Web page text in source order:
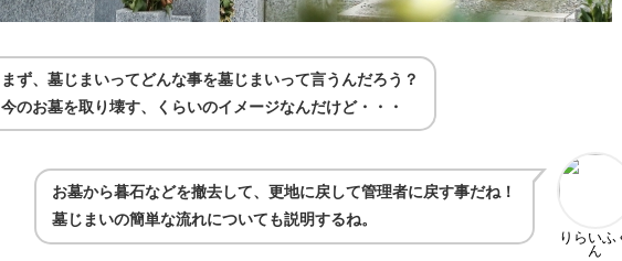
まず、墓じまいってどんな事を墓じまいって言うんだろう？
今のお墓を取り壊す、くらいのイメージなんだけど・・・
りらいふ
ん
お墓から暮石などを撤去して、更地に戻して管理者に戻す事だね！
墓じまいの簡単な流れについても説明するね。